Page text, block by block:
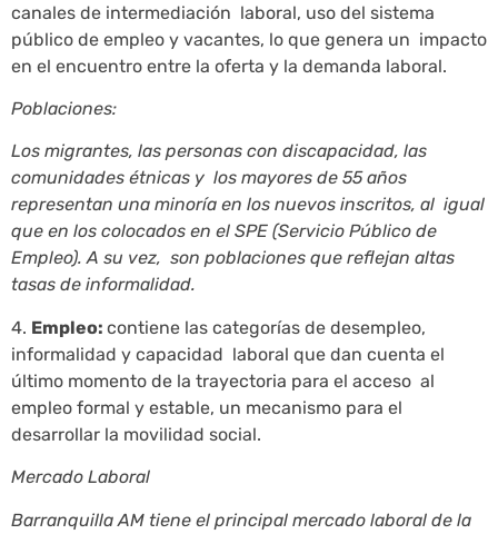
canales de intermediación laboral, uso del sistema
público de empleo y vacantes, lo que genera un impacto
en el encuentro entre la oferta y la demanda laboral.
Poblaciones:
Los migrantes, las personas con discapacidad, las
comunidades étnicas y los mayores de 55 años
representan una minoría en los nuevos inscritos, al igual
que en los colocados en el SPE (Servicio Público de
Empleo). A su vez, son poblaciones que reflejan altas
tasas de informalidad.
4. Empleo: contiene las categorías de desempleo,
informalidad y capacidad laboral que dan cuenta el
último momento de la trayectoria para el acceso al
empleo formal y estable, un mecanismo para el
desarrollar la movilidad social.
Mercado Laboral
Barranquilla AM tiene el principal mercado laboral de la